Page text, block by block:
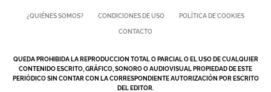
¿QUIÉNES SOMOS? CONDICIONES DE USO POLÍTICA DE COOKIES
CONTACTO
QUEDA PROHIBIDA LA REPRODUCCION TOTAL O PARCIAL O EL USO DE CUALQUIER
CONTENIDO ESCRITO, GRÁFICO, SONORO O AUDIOVISUAL PROPIEDAD DE ESTE
PERIÓDICO SIN CONTAR CON LA CORRESPONDIENTE AUTORIZACIÓN POR ESCRITO
DEL EDITOR.